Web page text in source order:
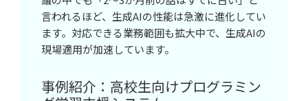
言われるほど、生成AIの性能は急激に進化してい
ます。対応できる業務範囲も拡大中で、生成AIの
現場適用が加速しています。
事例紹介：高校生向けプログラミン